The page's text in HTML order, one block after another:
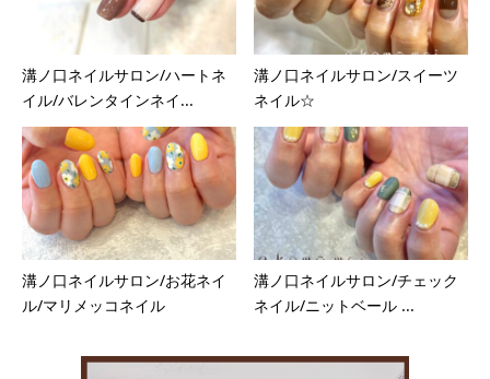
溝ノ口ネイルサロン/ハートネ
イル/バレンタインネイ...
溝ノ口ネイルサロン/スイーツ
ネイル☆
溝ノ口ネイルサロン/お花ネイ
ル/マリメッコネイル
溝ノ口ネイルサロン/チェック
ネイル/ニットベール ...